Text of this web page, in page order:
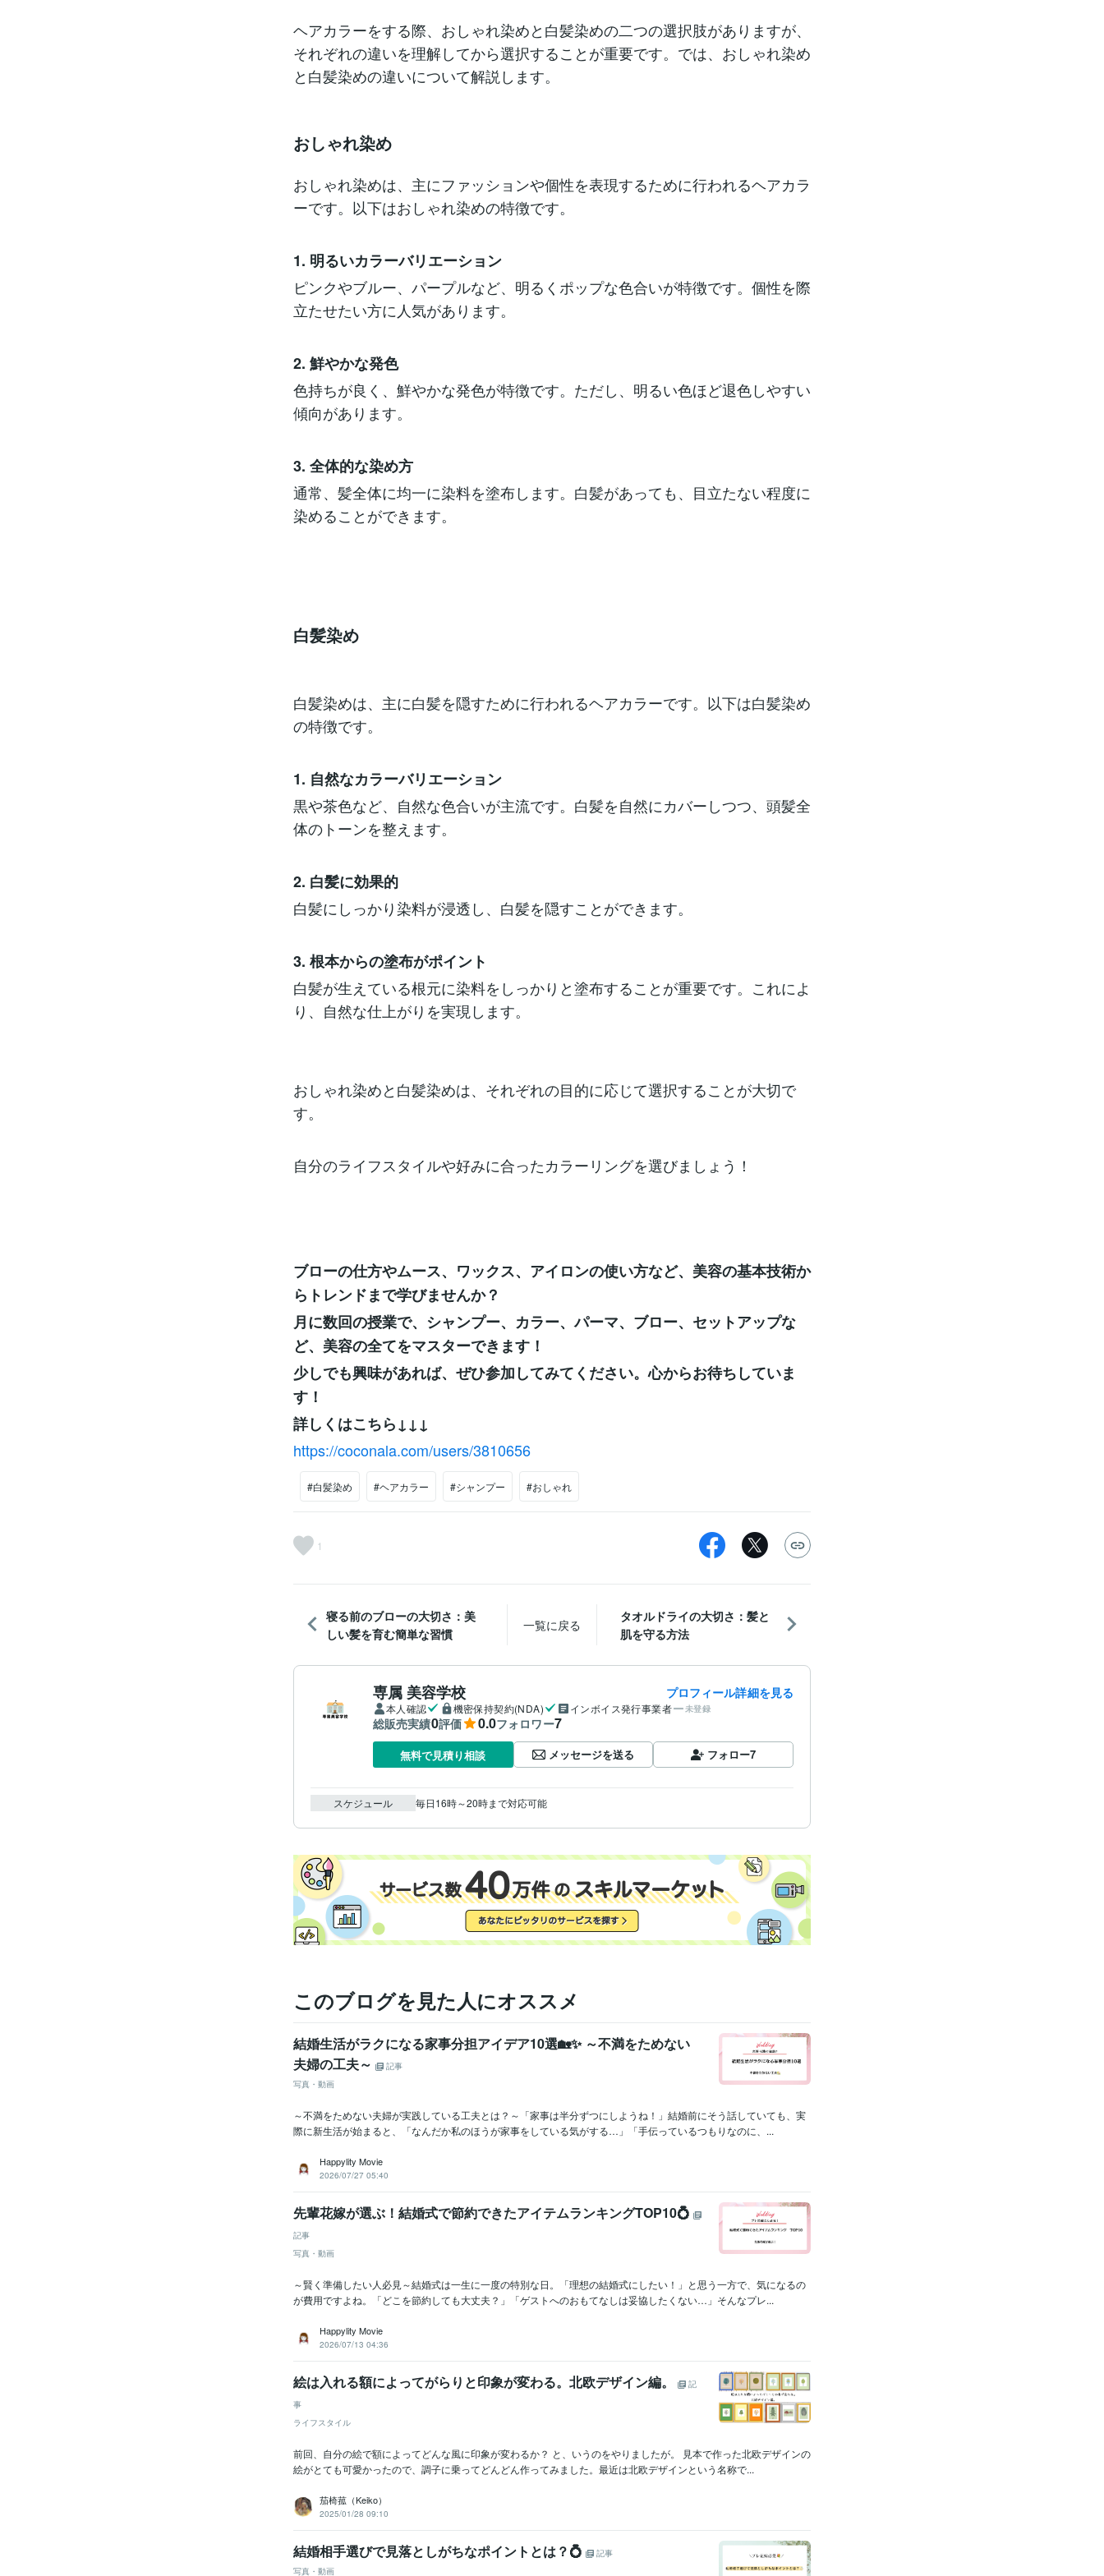
ヘアカラーをする際、おしゃれ染めと白髪染めの二つの選択肢がありますが、
それぞれの違いを理解してから選択することが重要です。では、おしゃれ染め
と白髪染めの違いについて解説します。
おしゃれ染め
おしゃれ染めは、主にファッションや個性を表現するために行われるヘアカラ
ーです。以下はおしゃれ染めの特徴です。
1. 明るいカラーバリエーション
ピンクやブルー、パープルなど、明るくポップな色合いが特徴です。個性を際
立たせたい方に人気があります。
2. 鮮やかな発色
色持ちが良く、鮮やかな発色が特徴です。ただし、明るい色ほど退色しやすい
傾向があります。
3. 全体的な染め方
通常、髪全体に均一に染料を塗布します。白髪があっても、目立たない程度に
染めることができます。
白髪染め
白髪染めは、主に白髪を隠すために行われるヘアカラーです。以下は白髪染め
の特徴です。
1. 自然なカラーバリエーション
黒や茶色など、自然な色合いが主流です。白髪を自然にカバーしつつ、頭髪全
体のトーンを整えます。
2. 白髪に効果的
白髪にしっかり染料が浸透し、白髪を隠すことができます。
3. 根本からの塗布がポイント
白髪が生えている根元に染料をしっかりと塗布することが重要です。これによ
り、自然な仕上がりを実現します。
おしゃれ染めと白髪染めは、それぞれの目的に応じて選択することが大切で
す。
自分のライフスタイルや好みに合ったカラーリングを選びましょう！
ブローの仕方やムース、ワックス、アイロンの使い方など、美容の基本技術か
らトレンドまで学びませんか？
月に数回の授業で、シャンプー、カラー、パーマ、ブロー、セットアップな
ど、美容の全てをマスターできます！
少しでも興味があれば、ぜひ参加してみてください。心からお待ちしていま
す！
詳しくはこちら↓↓↓
https://coconala.com/users/3810656
#白髪染め #ヘアカラー #シャンプー #おしゃれ
1
寝る前のブローの大切さ：美
しい髪を育む簡単な習慣
一覧に戻る
タオルドライの大切さ：髪と
肌を守る方法
専属 美容学校 プロフィール詳細を見る
本人確認 機密保持契約(NDA) インボイス発行事業者 未登録
総販売実績0評価 0.0フォロワー7
無料で見積り相談 メッセージを送る フォロー7
スケジュール 毎日16時～20時まで対応可能
このブログを見た人にオススメ
結婚生活がラクになる家事分担アイデア10選🏡✨ ～不満をためない
夫婦の工夫～
記事
写真・動画
～不満をためない夫婦が実践している工夫とは？～「家事は半分ずつにしようね！」結婚前にそう話していても、実
際に新生活が始まると、「なんだか私のほうが家事をしている気がする…」「手伝っているつもりなのに、...
Happylity Movie
2026/07/27 05:40
先輩花嫁が選ぶ！結婚式で節約できたアイテムランキングTOP10💍
記事
写真・動画
～賢く準備したい人必見～結婚式は一生に一度の特別な日。「理想の結婚式にしたい！」と思う一方で、気になるの
が費用ですよね。「どこを節約しても大丈夫？」「ゲストへのおもてなしは妥協したくない…」そんなプレ...
Happylity Movie
2026/07/13 04:36
絵は入れる額によってがらりと印象が変わる。北欧デザイン編。
記
事
ライフスタイル
前回、自分の絵で額によってどんな風に印象が変わるか？ と、いうのをやりましたが。 見本で作った北欧デザインの
絵がとても可愛かったので、調子に乗ってどんどん作ってみました。最近は北欧デザインという名称で...
茄椅菰（Keiko）
2025/01/28 09:10
結婚相手選びで見落としがちなポイントとは？💍
記事
写真・動画